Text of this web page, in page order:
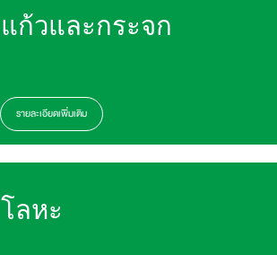
แก้วและกระจก
รายละเอียดเพิ่มเติม
โลหะ